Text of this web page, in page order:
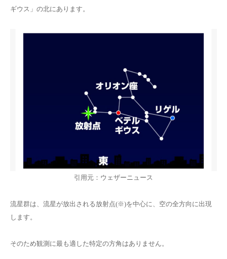
ギウス」の北にあります。
引用元：ウェザーニュース
流星群は、流星が放出される放射点(※)を中心に、空の全方向に出現
します。
そのため観測に最も適した特定の方角はありません。